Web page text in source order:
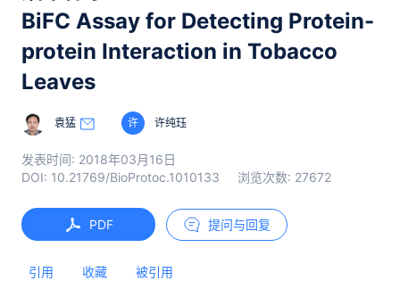
BiFC Assay for Detecting Protein-
protein Interaction in Tobacco
Leaves
袁猛 许 许纯珏
发表时间: 2018年03月16日
DOI: 10.21769/BioProtoc.1010133 浏览次数: 27672
PDF 提问与回复
引用 收藏 被引用